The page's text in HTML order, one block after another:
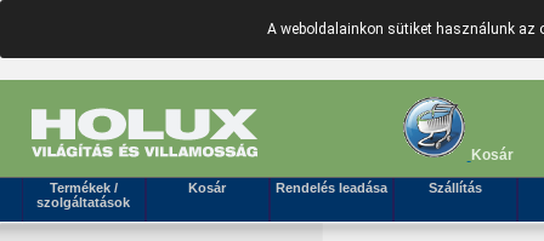
A weboldalainkon sütiket használunk
Kosár
Termékek /
szolgáltatások
Kosár Rendelés leadása Szállítás